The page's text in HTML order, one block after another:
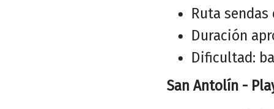
Ruta sendas
Duración
Dificultad:
San Antolín -